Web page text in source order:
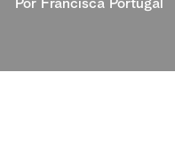
Por Francisca Portugal